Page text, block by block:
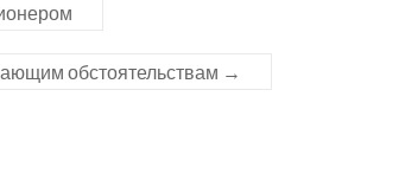
обстоятельствам →